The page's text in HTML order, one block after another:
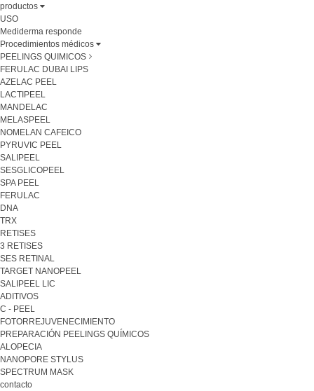
productos
USO
Mediderma responde
Procedimientos médicos
PEELINGS QUIMICOS
FERULAC DUBAI LIPS
AZELAC PEEL
LACTIPEEL
MANDELAC
MELASPEEL
NOMELAN CAFEICO
PYRUVIC PEEL
SALIPEEL
SESGLICOPEEL
SPA PEEL
FERULAC
DNA
TRX
RETISES
3 RETISES
SES RETINAL
TARGET NANOPEEL
SALIPEEL LIC
ADITIVOS
C - PEEL
FOTORREJUVENECIMIENTO
PREPARACIÓN PEELINGS QUÍMICOS
ALOPECIA
NANOPORE STYLUS
SPECTRUM MASK
contacto